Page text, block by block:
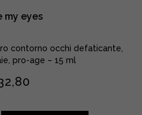
my eyes
contorno occhi defaticante,
pro-age – 15 ml